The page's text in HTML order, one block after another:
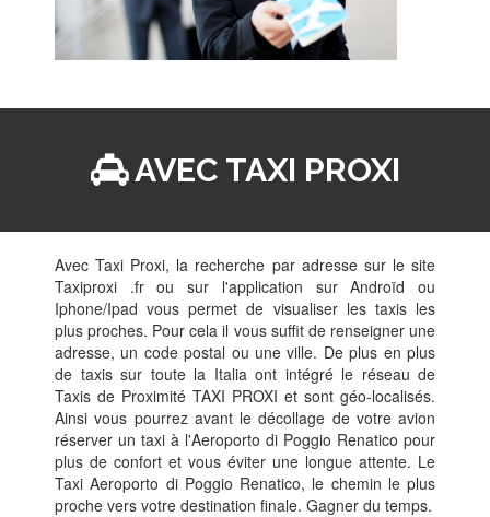
AVEC TAXI PROXI
Avec Taxi Proxi, la recherche par adresse sur le site
Taxiproxi .fr ou sur l'application sur Androïd ou
Iphone/Ipad vous permet de visualiser les taxis les
plus proches. Pour cela il vous suffit de renseigner une
adresse, un code postal ou une ville. De plus en plus
de taxis sur toute la Italia ont intégré le réseau de
Taxis de Proximité TAXI PROXI et sont géo-localisés.
Ainsi vous pourrez avant le décollage de votre avion
réserver un taxi à l'Aeroporto di Poggio Renatico pour
plus de confort et vous éviter une longue attente. Le
Taxi Aeroporto di Poggio Renatico, le chemin le plus
proche vers votre destination finale. Gagner du temps.